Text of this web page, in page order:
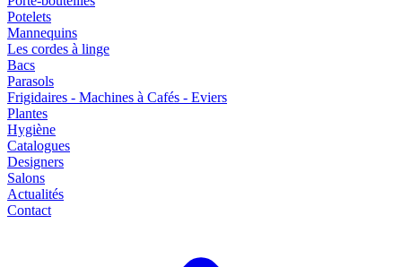
Potelets
Mannequins
Les cordes à linge
Bacs
Parasols
Frigidaires - Machines à Cafés - Eviers
Plantes
Hygiène
Catalogues
Designers
Salons
Actualités
Contact